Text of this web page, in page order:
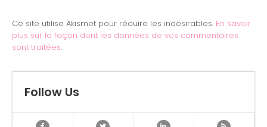
Ce site utilise Akismet pour réduire les indésirables. En savoir
plus sur la façon dont les données de vos commentaires
sont traitées.
Follow Us